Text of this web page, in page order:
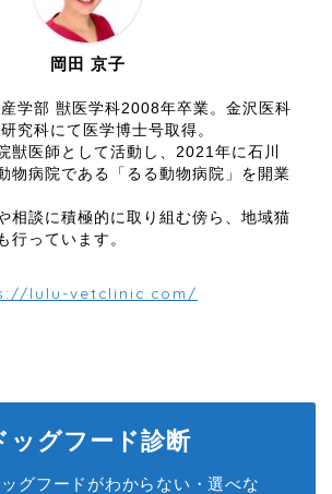
岡田 京子
学部 獣医学科2008年卒業。金沢医科
究科にて医学博士号取得。
獣医師として活動し、2021年に石川
物病院である「るる動物病院」を開業
相談に積極的に取り組む傍ら、地域猫
行っています。
lulu-vetclinic.com/
ッグフード診断
ッグフードがわからない・選べな